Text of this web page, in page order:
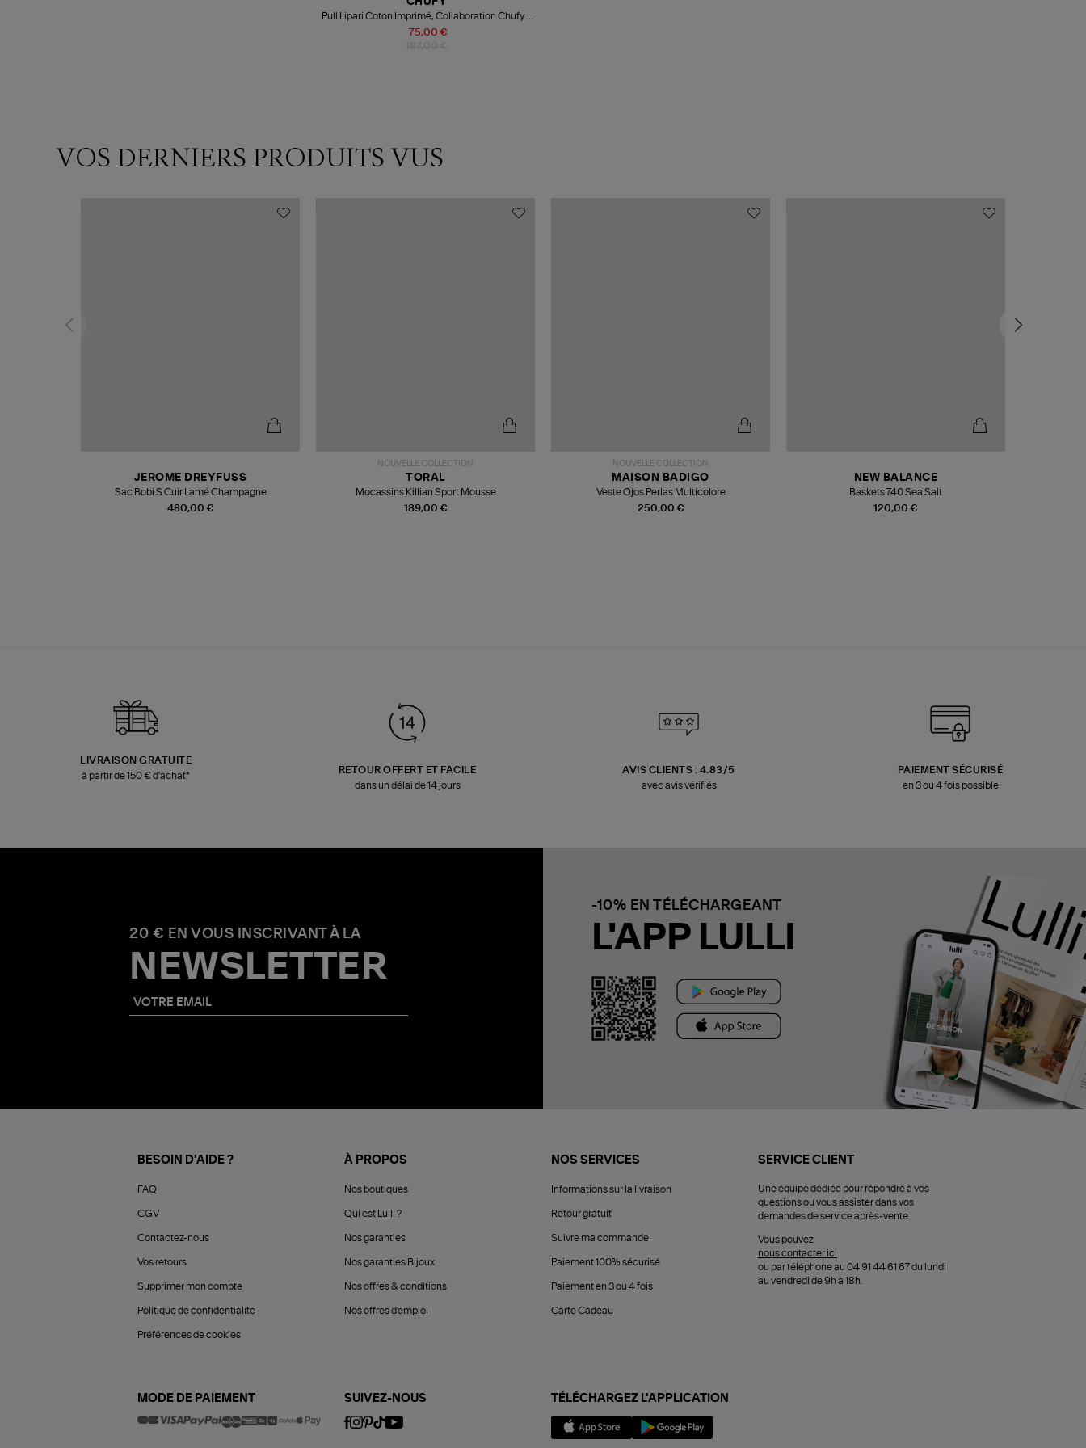
75,00 €
Pull Lipari Coton Imprimé, Collaboration Chufy x
André
VOS DERNIERS PRODUITS VUS
480,00 €
JEROME DREYFUSS
Sac Bobi S Cuir Lamé Champagne
NOUVELLE COLLECTION
189,00 €
TORAL
Mocassins Killian Sport Mousse
NOUVELLE COLLECTION
250,00 €
MAISON BADIGO
Veste Ojos Perlas Multicolore
120,00 €
NEW BALANCE
Baskets 740 Sea Salt
LIVRAISON GRATUITE
à partir de 150 € d'achat*
RETOUR OFFERT ET FACILE
dans un délai de 14 jours
AVIS CLIENTS : 4.83/5
avec avis vérifiés
PAIEMENT SÉCURISÉ
en 3 ou 4 fois possible
20 € EN VOUS INSCRIVANT À LA
NEWSLETTER
-10% EN TÉLÉCHARGEANT
L'APP LULLI
BESOIN D'AIDE ?
FAQ
CGV
Contactez-nous
Vos retours
Supprimer mon compte
Politique de confidentialité
Préférences de cookies
À PROPOS
Nos boutiques
Qui est Lulli ?
Nos garanties
Nos garanties Bijoux
Nos offres & conditions
Nos offres d'emploi
NOS SERVICES
Informations sur la livraison
Retour gratuit
Suivre ma commande
Paiement 100% sécurisé
Paiement en 3 ou 4 fois
Carte Cadeau
SERVICE CLIENT
Une équipe dédiée pour répondre à vos
questions ou vous assister dans vos
demandes de service après-vente.
Vous pouvez
nous contacter ici
ou par téléphone au 04 91 44 61 67 du lundi
au vendredi de 9h à 18h.
MODE DE PAIEMENT SUIVEZ-NOUS TÉLÉCHARGEZ L'APPLICATION